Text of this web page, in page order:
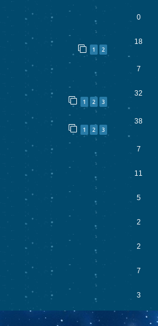
0
1 2
18
7
1 2 3
32
1 2 3
38
7
11
5
2
2
7
3